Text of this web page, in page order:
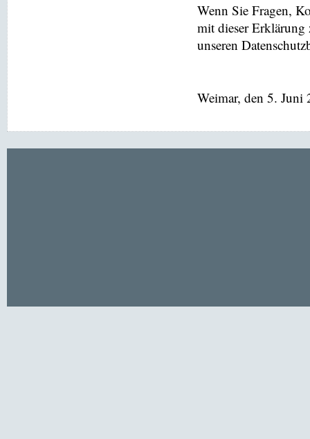
Wenn Sie Fragen,
mit dieser Erklärung
unseren
Weimar, den 5. Juni